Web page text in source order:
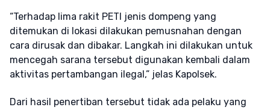
“Terhadap lima rakit PETI jenis dompeng yang
ditemukan di lokasi dilakukan pemusnahan dengan
cara dirusak dan dibakar. Langkah ini dilakukan untuk
mencegah sarana tersebut digunakan kembali dalam
aktivitas pertambangan ilegal,” jelas Kapolsek.
Dari hasil penertiban tersebut tidak ada pelaku yang